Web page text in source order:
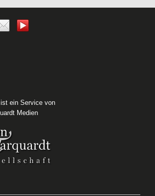
ein Service von
Medien